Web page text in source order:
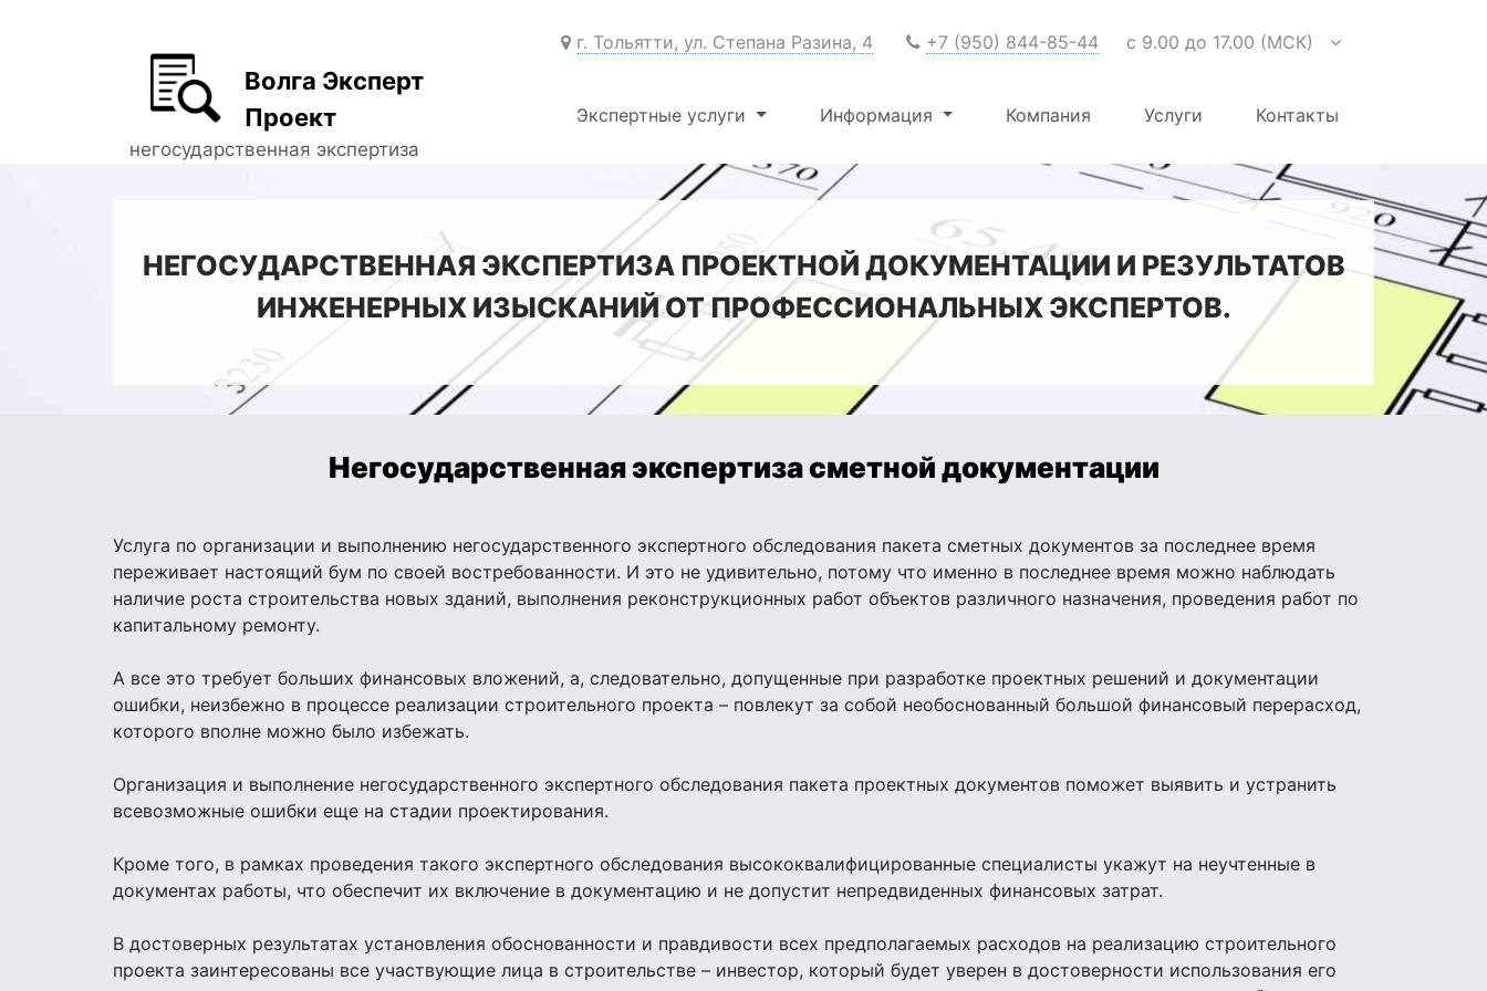
Волга Эксперт
Проект
негосударственная экспертиза
г. Тольятти, ул. Степана Разина, 4 +7 (950) 844-85-44 с 9.00 до 17.00 (МСК)
Экспертные услуги Информация Компания Услуги Контакты
НЕГОСУДАРСТВЕННАЯ ЭКСПЕРТИЗА ПРОЕКТНОЙ ДОКУМЕНТАЦИИ И РЕЗУЛЬТАТОВ
ИНЖЕНЕРНЫХ ИЗЫСКАНИЙ ОТ ПРОФЕССИОНАЛЬНЫХ ЭКСПЕРТОВ.
Негосударственная экспертиза сметной документации
Услуга по организации и выполнению негосударственного экспертного обследования пакета сметных документов за последнее время
переживает настоящий бум по своей востребованности. И это не удивительно, потому что именно в последнее время можно наблюдать
наличие роста строительства новых зданий, выполнения реконструкционных работ объектов различного назначения, проведения работ по
капитальному ремонту.
А все это требует больших финансовых вложений, а, следовательно, допущенные при разработке проектных решений и документации
ошибки, неизбежно в процессе реализации строительного проекта – повлекут за собой необоснованный большой финансовый перерасход,
которого вполне можно было избежать.
Организация и выполнение негосударственного экспертного обследования пакета проектных документов поможет выявить и устранить
всевозможные ошибки еще на стадии проектирования.
Кроме того, в рамках проведения такого экспертного обследования высококвалифицированные специалисты укажут на неучтенные в
документах работы, что обеспечит их включение в документацию и не допустит непредвиденных финансовых затрат.
В достоверных результатах установления обоснованности и правдивости всех предполагаемых расходов на реализацию строительного
проекта заинтересованы все участвующие лица в строительстве – инвестор, который будет уверен в достоверности использования его